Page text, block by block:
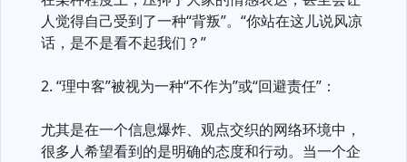
人觉得自己受到了一种“背叛”。“你站在这儿说风凉
话，是不是看不起我们？”
2. “理中客”被视为一种“不作为”或“回避责任”：
尤其是在一个信息爆炸、观点交织的网络环境中，
很多人希望看到的是明确的态度和行动。当一个企